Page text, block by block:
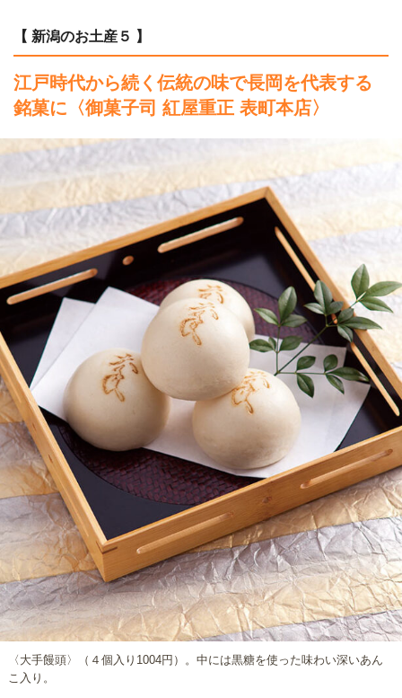
【 新潟のお土産５ 】
江戸時代から続く伝統の味で長岡を代表する
銘菓に 〈御菓子司 紅屋重正 表町本店〉
〈大手饅頭〉（４個入り1004円）。中には黒糖を使った味わい深いあん
こ入り。